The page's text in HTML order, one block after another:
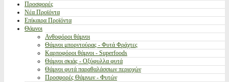
Προσφορές
Νέα Προϊόντα
Επίκαιρα Προϊόντα
Θάμνοι
Ανθοφόροι θάμνοι
Θάμνοι μπορντούρας - Φυτά Φράχτες
Καρποφόροι θάμνοι - Superfoods
Θάμνοι σκιάς - Οξύφυλλα φυτά
Θάμνοι φυτά παραθαλάσσιων περιοχών
Προσφορές Θάμνων - Φυτών